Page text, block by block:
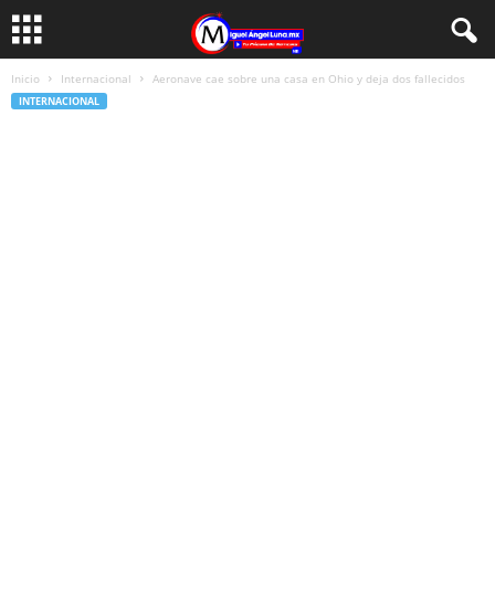
Inicio Internacional Aeronave cae sobre una casa en Ohio y deja dos fallecidos
INTERNACIONAL